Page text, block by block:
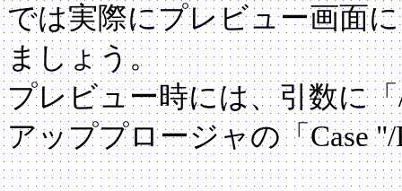
では実際にプレビュー画面
ましょう。
プレビュー時には、引数に
アッププロージャの「Case